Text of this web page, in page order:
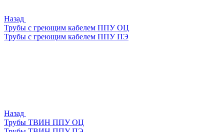
Назад
Трубы с греющим кабелем ППУ ОЦ
Трубы с греющим кабелем ППУ ПЭ
Назад
Трубы ТВИН ППУ ОЦ